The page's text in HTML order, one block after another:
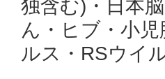
独含む)・日本
ん・ヒブ・小
ルス・RSウイ